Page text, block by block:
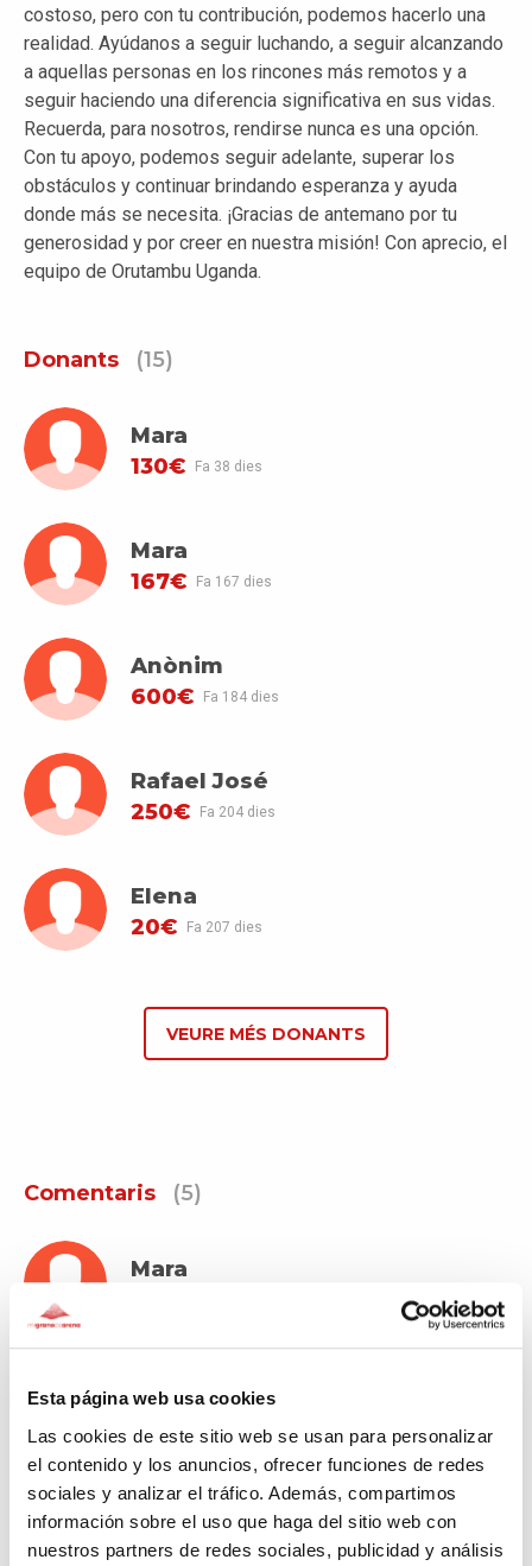
Esta página web usa cookies
Las cookies de este sitio web se usan para personalizar
el contenido y los anuncios, ofrecer funciones de redes
sociales y analizar el tráfico. Además, compartimos
información sobre el uso que haga del sitio web con
nuestros partners de redes sociales, publicidad y análisis
costoso, pero con tu contribución, podemos hacerlo una
realidad. Ayúdanos a seguir luchando, a seguir alcanzando
a aquellas personas en los rincones más remotos y a
seguir haciendo una diferencia significativa en sus vidas.
Recuerda, para nosotros, rendirse nunca es una opción.
Con tu apoyo, podemos seguir adelante, superar los
obstáculos y continuar brindando esperanza y ayuda
donde más se necesita. ¡Gracias de antemano por tu
generosidad y por creer en nuestra misión! Con aprecio, el
equipo de Orutambu Uganda.
Donants (15)
Mara
130€
Fa 38 dies
Mara
167€
Fa 167 dies
Anònim
600€
Fa 184 dies
Rafael José
250€
Fa 204 dies
Elena
20€
Fa 207 dies
VEURE MÉS DONANTS
Comentaris (5)
Mara
Mara
Fa 167 dies